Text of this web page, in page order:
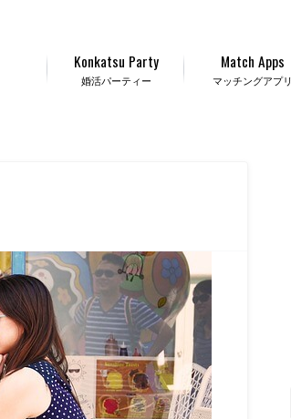
婚活パーティー
Konkatsu Party
マッチングアプリ
Match Apps